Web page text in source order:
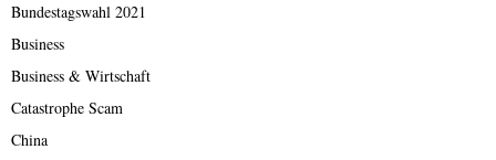
Bundestagswahl 2021
Business
Business & Wirtschaft
Catastrophe Scam
China